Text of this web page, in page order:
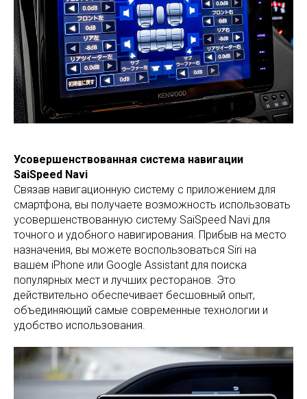
Усовершенствованная система навигации
SaiSpeed Navi
Связав навигационную систему с приложением для
смартфона, вы получаете возможность использовать
усовершенствованную систему SaiSpeed Navi для
точного и удобного навигирования. Прибыв на место
назначения, вы можете воспользоваться Siri на
вашем iPhone или Google Assistant для поиска
популярных мест и лучших ресторанов. Это
действительно обеспечивает бесшовный опыт,
объединяющий самые современные технологии и
удобство использования.